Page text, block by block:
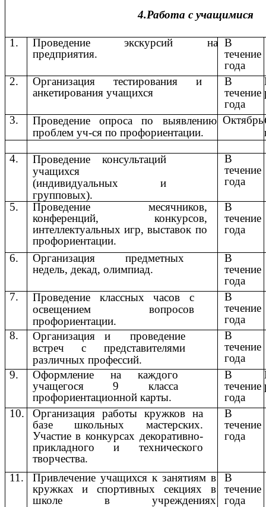
4.Работа с учащимися
1.
Проведение экскурсий на
предприятия.
В
течение
года
2.
Организация тестирования и
анкетирования учащихся
В
течение
года
3.
Проведение опроса по выявлению
проблем уч-ся по профориентации.
Октябрь
4.
Проведение консультаций
учащихся
(индивидуальных и
групповых).
В
течение
года
5.
Проведение месячников,
конференций, конкурсов,
интеллектуальных игр, выставок по
профориентации.
В
течение
года
6.
Организация предметных
недель, декад, олимпиад.
В
течение
года
7.
Проведение классных часов с
освещением вопросов
профориентации.
В
течение
года
8.
Организация и проведение
встреч с представителями
различных профессий.
В
течение
года
9.
Оформление на каждого
учащегося 9 класса
профориентационной карты.
В
течение
года
10.
Организация работы кружков на
базе школьных мастерских.
Участие в конкурсах декоративно-
прикладного и технического
творчества.
В
течение
года
11.
Привлечение учащихся к занятиям в
кружках и спортивных секциях в
школе в учреждениях
В
течение
года